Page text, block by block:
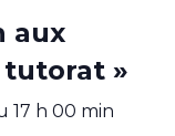
aux
»
17 h 00 min